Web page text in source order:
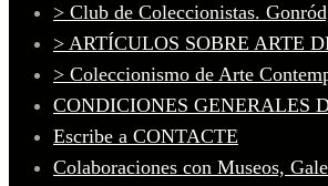
> Club de Coleccionistas.
> ARTÍCULOS SOBRE ARTE
> Coleccionismo de Arte
CONDICIONES GENERALES
Escribe a CONTACTE
Colaboraciones con Museos,